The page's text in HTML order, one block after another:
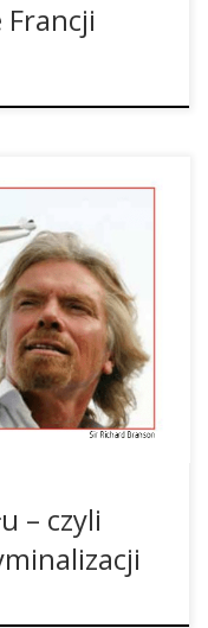
dla wszystkich
nielegalne środki
ich spożywanie
już nowy
karalności
do
dokument ten […]
– czyli